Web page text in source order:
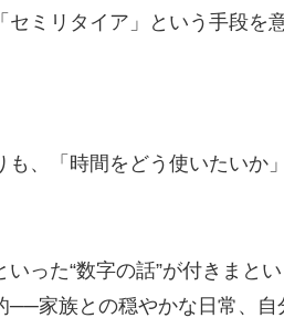
ミリタイア」という手段を
、「時間をどう使いたいか
った“数字の話”が付きまとい
──家族との穏やかな日常、自